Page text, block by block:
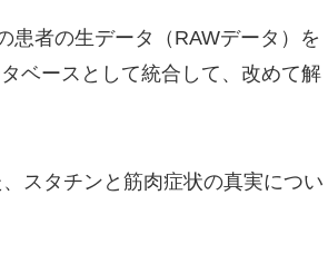
患者の生データ（RAWデータ）を
ベースとして統合して、改めて解
スタチンと筋肉症状の真実につい